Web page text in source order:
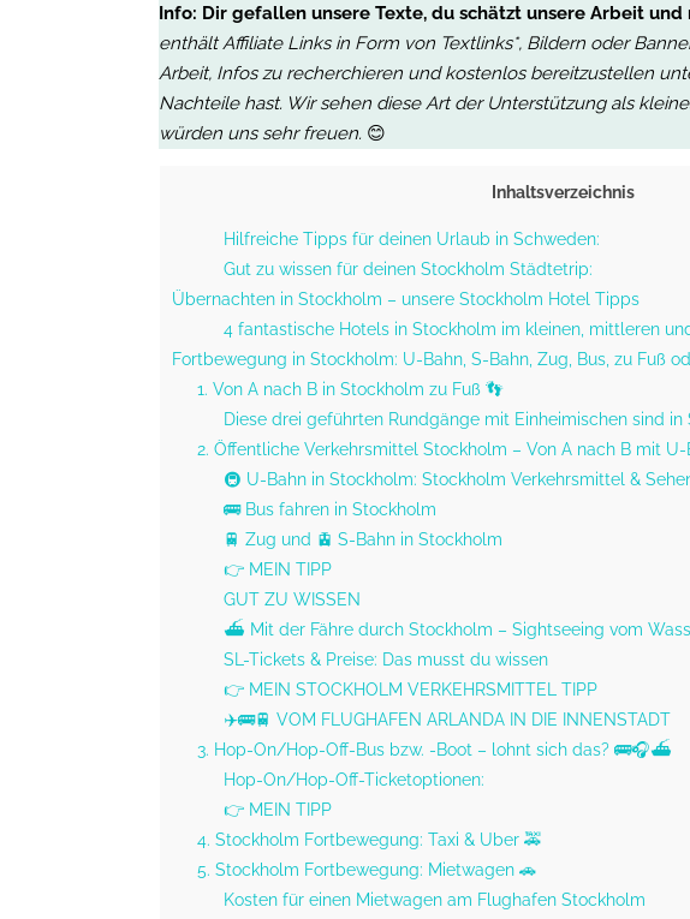
Info: Dir gefallen unsere Texte, du schätzt unsere Arbeit
enthält Affiliate Links in Form von Textlinks*, Bildern oder
Arbeit, Infos zu recherchieren und kostenlos bereitzustellen
Nachteile hast. Wir sehen diese Art der Unterstützung als
würden uns sehr freuen. 😊
Inhaltsverzeichnis
Hilfreiche Tipps für deinen Urlaub in Schweden:
Gut zu wissen für deinen Stockholm Städtetrip:
Übernachten in Stockholm – unsere Stockholm Hotel Tipps
4 fantastische Hotels in Stockholm im kleinen, mittleren
Fortbewegung in Stockholm: U-Bahn, S-Bahn, Zug, Bus, zu Fuß
1. Von A nach B in Stockholm zu Fuß 👣
Diese drei geführten Rundgänge mit Einheimischen sind
2. Öffentliche Verkehrsmittel Stockholm – Von A nach B mit U-
🚇 U-Bahn in Stockholm: Stockholm Verkehrsmittel &
🚌 Bus fahren in Stockholm
🚆 Zug und 🚊 S-Bahn in Stockholm
👉 MEIN TIPP
GUT ZU WISSEN
⛴️ Mit der Fähre durch Stockholm – Sightseeing vom
SL-Tickets & Preise: Das musst du wissen
👉 MEIN STOCKHOLM VERKEHRSMITTEL TIPP
✈️🚌🚆 VOM FLUGHAFEN ARLANDA IN DIE INNENSTADT
3. Hop-On/Hop-Off-Bus bzw. -Boot – lohnt sich das? 🚌🎧⛴️
Hop-On/Hop-Off-Ticketoptionen:
👉 MEIN TIPP
4. Stockholm Fortbewegung: Taxi & Uber 🚕
5. Stockholm Fortbewegung: Mietwagen 🚗
Kosten für einen Mietwagen am Flughafen Stockholm